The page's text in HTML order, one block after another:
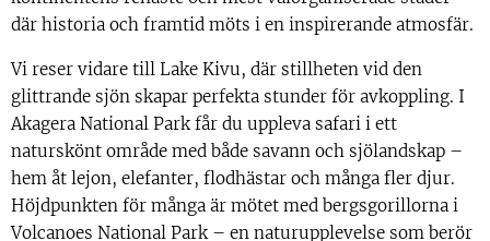
där historia och framtid möts i en inspirerande atmosfär.
Vi reser vidare till Lake Kivu, där stillheten vid den
glittrande sjön skapar perfekta stunder för avkoppling. I
Akagera National Park får du uppleva safari i ett
naturskönt område med både savann och sjölandskap –
hem åt lejon, elefanter, flodhästar och många fler djur.
Höjdpunkten för många är mötet med bergsgorillorna i
Volcanoes National Park – en naturupplevelse som berör